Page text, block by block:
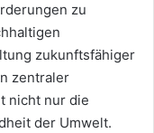
zu
zukunftsfähiger
zentraler
nicht nur die
der Umwelt.